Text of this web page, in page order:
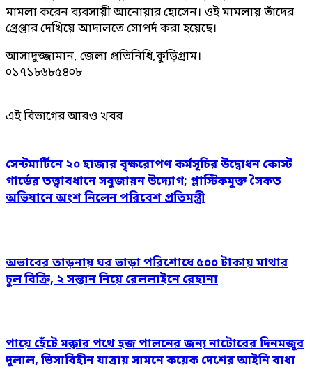
মামলা করেন ব্যবসায়ী আনোয়ার হোসেন। ওই মামলায় তাঁদের
গ্রেপ্তার দেখিয়ে আদালতে সোপর্দ করা হয়েছে।
আসাদুজ্জামান, জেলা প্রতিনিধি,কুড়িগ্রাম।
০১৭১৮৬৮৫৪০৮
এই বিভাগের আরও খবর
সেন্টমার্টিনে ২০ হাজার বৃক্ষরোপণ কর্মসূচির উদ্বোধন কোস্ট
গার্ডের তত্ত্বাবধানে সবুজায়ন উদ্যোগ; প্লাস্টিকমুক্ত সৈকত
অভিযানে অংশ নিলেন পরিবেশ প্রতিমন্ত্রী
অভাবের তাড়নায় ঘর ভাড়া পরিশোধে ৫০০ টাকায় মাথার
চুল বিক্রি, ২ সন্তান নিয়ে রেললাইনে রেহানা
পায়ে হেঁটে মক্কার পথে হজ পালনের জন্য নাটোরের দিনমজুর
দুলাল, ভিসাবিহীন যাত্রায় সামনে কয়েক দেশের আইনি বাধা